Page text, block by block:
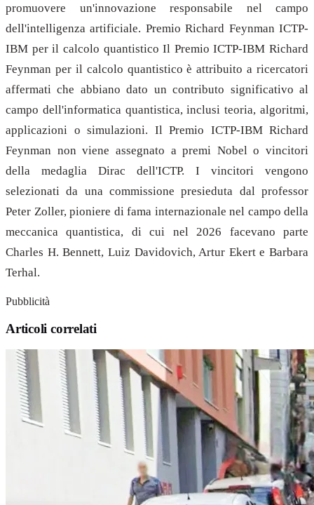
promuovere un'innovazione responsabile nel campo
dell'intelligenza artificiale. Premio Richard Feynman ICTP-
IBM per il calcolo quantistico Il Premio ICTP-IBM Richard
Feynman per il calcolo quantistico è attribuito a ricercatori
affermati che abbiano dato un contributo significativo al
campo dell'informatica quantistica, inclusi teoria, algoritmi,
applicazioni o simulazioni. Il Premio ICTP-IBM Richard
Feynman non viene assegnato a premi Nobel o vincitori
della medaglia Dirac dell'ICTP. I vincitori vengono
selezionati da una commissione presieduta dal professor
Peter Zoller, pioniere di fama internazionale nel campo della
meccanica quantistica, di cui nel 2026 facevano parte
Charles H. Bennett, Luiz Davidovich, Artur Ekert e Barbara
Terhal.
Pubblicità
Articoli correlati